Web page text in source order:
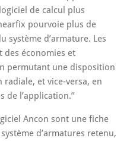
de calcul plus
pourvoie plus de
système d’armature. Les
des économies et
permutant une disposition
et vice-versa, en
l’application.’’
Ancon sont une fiche
d’armatures retenu,